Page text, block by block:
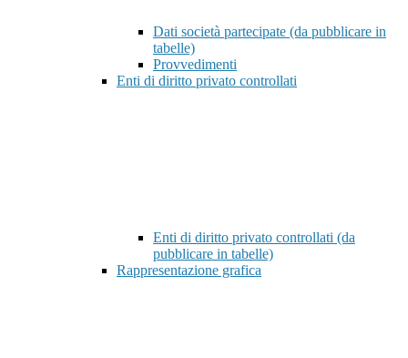
Dati società partecipate (da pubblicare in
tabelle)
Provvedimenti
Enti di diritto privato controllati
Enti di diritto privato controllati (da
pubblicare in tabelle)
Rappresentazione grafica